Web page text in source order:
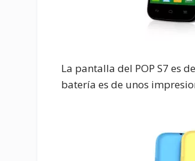
La pantalla del POP S7 es
batería es de unos